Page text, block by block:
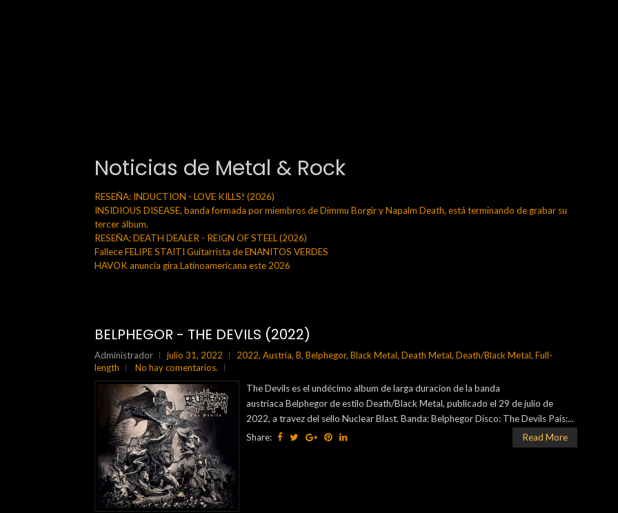
Noticias de Metal & Rock
RESEÑA: INDUCTION - LOVE KILLS! (2026)
INSIDIOUS DISEASE, banda formada por miembros de Dimmu Borgir y Napalm Death, está terminando de grabar su
tercer álbum.
RESEÑA: DEATH DEALER - REIGN OF STEEL (2026)
Fallece FELIPE STAITI Guitarrista de ENANITOS VERDES
HAVOK anuncia gira Latinoamericana este 2026
BELPHEGOR - THE DEVILS (2022)
Administrador julio 31, 2022 2022, Austria, B, Belphegor, Black Metal, Death Metal, Death/Black Metal, Full-
length
No hay comentarios.
The Devils es el undécimo album de larga duracion de la banda
austriaca Belphegor de estilo Death/Black Metal, publicado el 29 de julio de
2022, a travez del sello Nuclear Blast. Banda: Belphegor Disco: The Devils País:...
Share:
Read More